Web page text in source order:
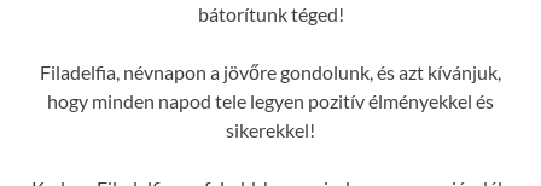
bátorítunk téged!
Filadelfia, névnapon a jövőre gondolunk, és azt kívánjuk,
hogy minden napod tele legyen pozitív élményekkel és
sikerekkel!